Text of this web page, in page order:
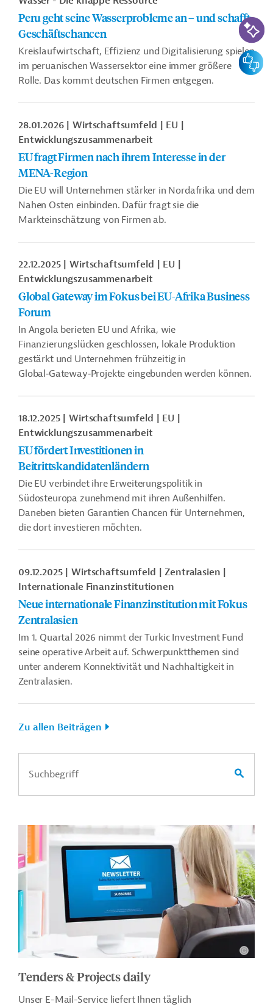
Peru geht seine Wasserprobleme an – und schafft
Geschäftschancen
Kreislaufwirtschaft, Effizienz und Digitalisierung spielen
im peruanischen Wassersektor eine immer größere
Rolle. Das kommt deutschen Firmen entgegen.
28.01.2026 Wirtschaftsumfeld
EU
Entwicklungszusammenarbeit
EU fragt Firmen nach ihrem Interesse in der
MENA-Region
Die EU will Unternehmen stärker in Nordafrika und dem
Nahen Osten einbinden. Dafür fragt sie die
Markteinschätzung von Firmen ab.
22.12.2025 Wirtschaftsumfeld
EU
Entwicklungszusammenarbeit
Global Gateway im Fokus bei EU-Afrika Business
Forum
In Angola berieten EU und Afrika, wie
Finanzierungslücken geschlossen, lokale Produktion
gestärkt und Unternehmen frühzeitig in
Global‑Gateway‑Projekte eingebunden werden können.
18.12.2025 Wirtschaftsumfeld
EU
Entwicklungszusammenarbeit
EU fördert Investitionen in
Beitrittskandidatenländern
Die EU verbindet ihre Erweiterungspolitik in
Südosteuropa zunehmend mit ihren Außenhilfen.
Daneben bieten Garantien Chancen für Unternehmen,
die dort investieren möchten.
09.12.2025 Wirtschaftsumfeld
Zentralasien
Internationale Finanzinstitutionen
Neue internationale Finanzinstitution mit Fokus
Zentralasien
Im 1. Quartal 2026 nimmt der Turkic Investment Fund
seine operative Arbeit auf. Schwerpunktthemen sind
unter anderem Konnektivität und Nachhaltigkeit in
Zentralasien.
Zu allen Beiträgen
Tenders & Projects daily
Unser E-Mail-Service liefert Ihnen täglich
KI-